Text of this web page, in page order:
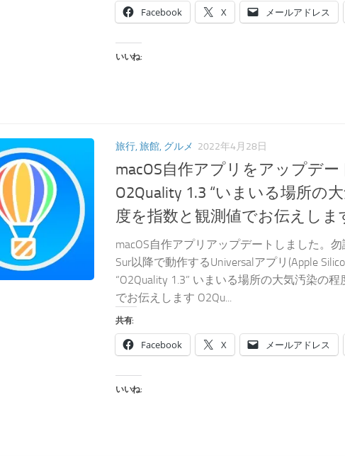
Facebook X メールアドレス
いいね:
旅行, 旅館, グルメ 2022年4月28日
macOS自作アプリをアップデー
O2Quality 1.3 “いまいる場所の
度を指数と観測値でお伝えしま
macOS自作アプリアップデートしました。勿
Sur以降で動作するUniversalアプリ(Apple
“O2Quality 1.3” いまいる場所の大気汚染の
でお伝えします O2Qu...
共有:
Facebook X メールアドレス
いいね: